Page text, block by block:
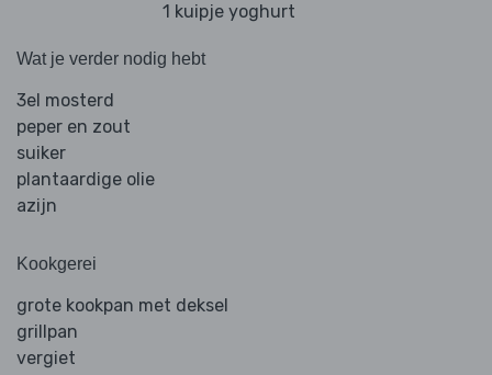
1 kuipje yoghurt
Wat je verder nodig hebt
3el mosterd
peper en zout
suiker
plantaardige olie
azijn
Kookgerei
grote kookpan met deksel
grillpan
vergiet